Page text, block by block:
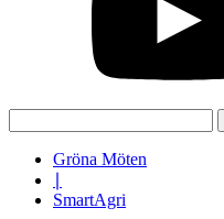
efter:
Gröna Möten
SmartAgri